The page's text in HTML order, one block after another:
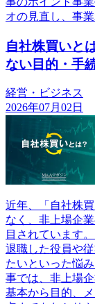
オの見直し、事
自社株買いと
ない目的・手
経営・ビジネス
2026年07月02日
近年、「自社株
なく、非上場企
目されています
退職した役員や
たいといった悩
事では、非上場
基本から目的、